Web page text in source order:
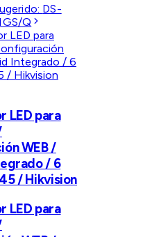
DS-
Q
LED para
WEB /
/ 6
/ Hikvision
LED para